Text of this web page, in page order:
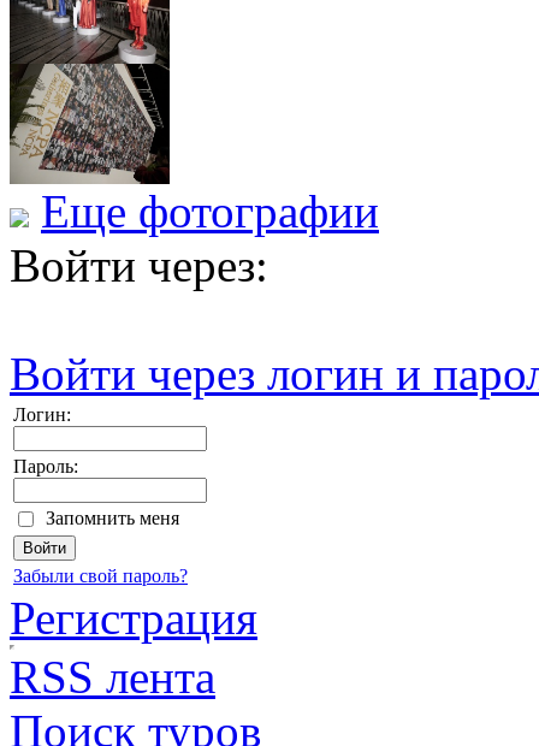
Еще фотографии
Войти через:
Войти через логин и
Логин:
Пароль:
Запомнить меня
Забыли свой пароль?
Регистрация
RSS лента
Поиск туров